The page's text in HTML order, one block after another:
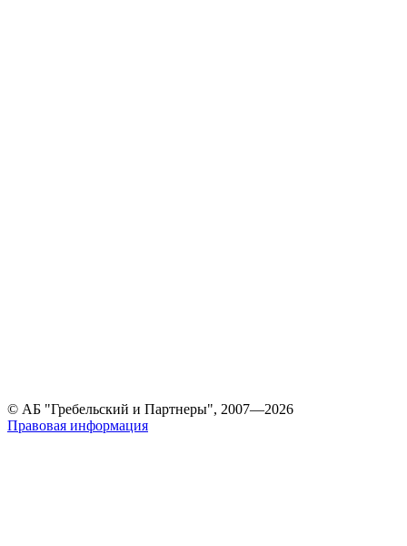
© АБ "Гребельский и Партнеры", 2007—2026
Правовая информация